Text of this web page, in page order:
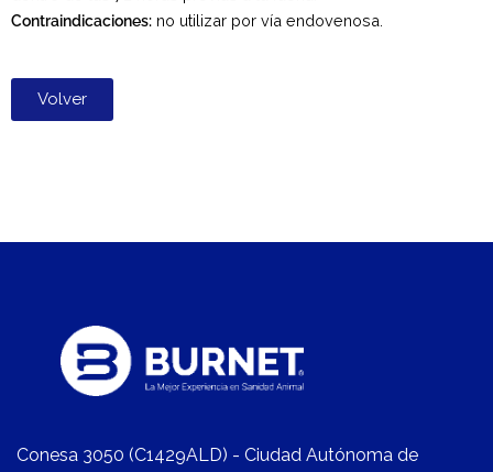
Contraindicaciones: no utilizar por vía endovenosa.
Volver
Conesa 3050 (C1429ALD) - Ciudad Autónoma de